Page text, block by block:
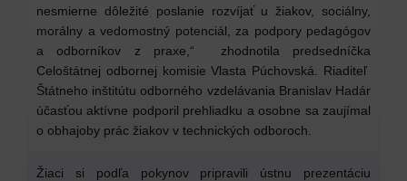
nesmierne dôležité poslanie rozvíjať u žiakov, sociálny,
morálny a vedomostný potenciál, za podpory pedagógov
a odborníkov z praxe,“ zhodnotila predsedníčka
Celoštátnej odbornej komisie Vlasta Púchovská. Riaditeľ
Štátneho inštitútu odborného vzdelávania Branislav Hadár
účasťou aktívne podporil prehliadku a osobne sa zaujímal
o obhajoby prác žiakov v technických odboroch.
Žiaci si podľa pokynov pripravili ústnu prezentáciu